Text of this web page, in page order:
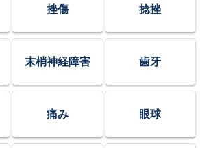
挫傷 捻挫
末梢神経障害 歯牙
痛み 眼球